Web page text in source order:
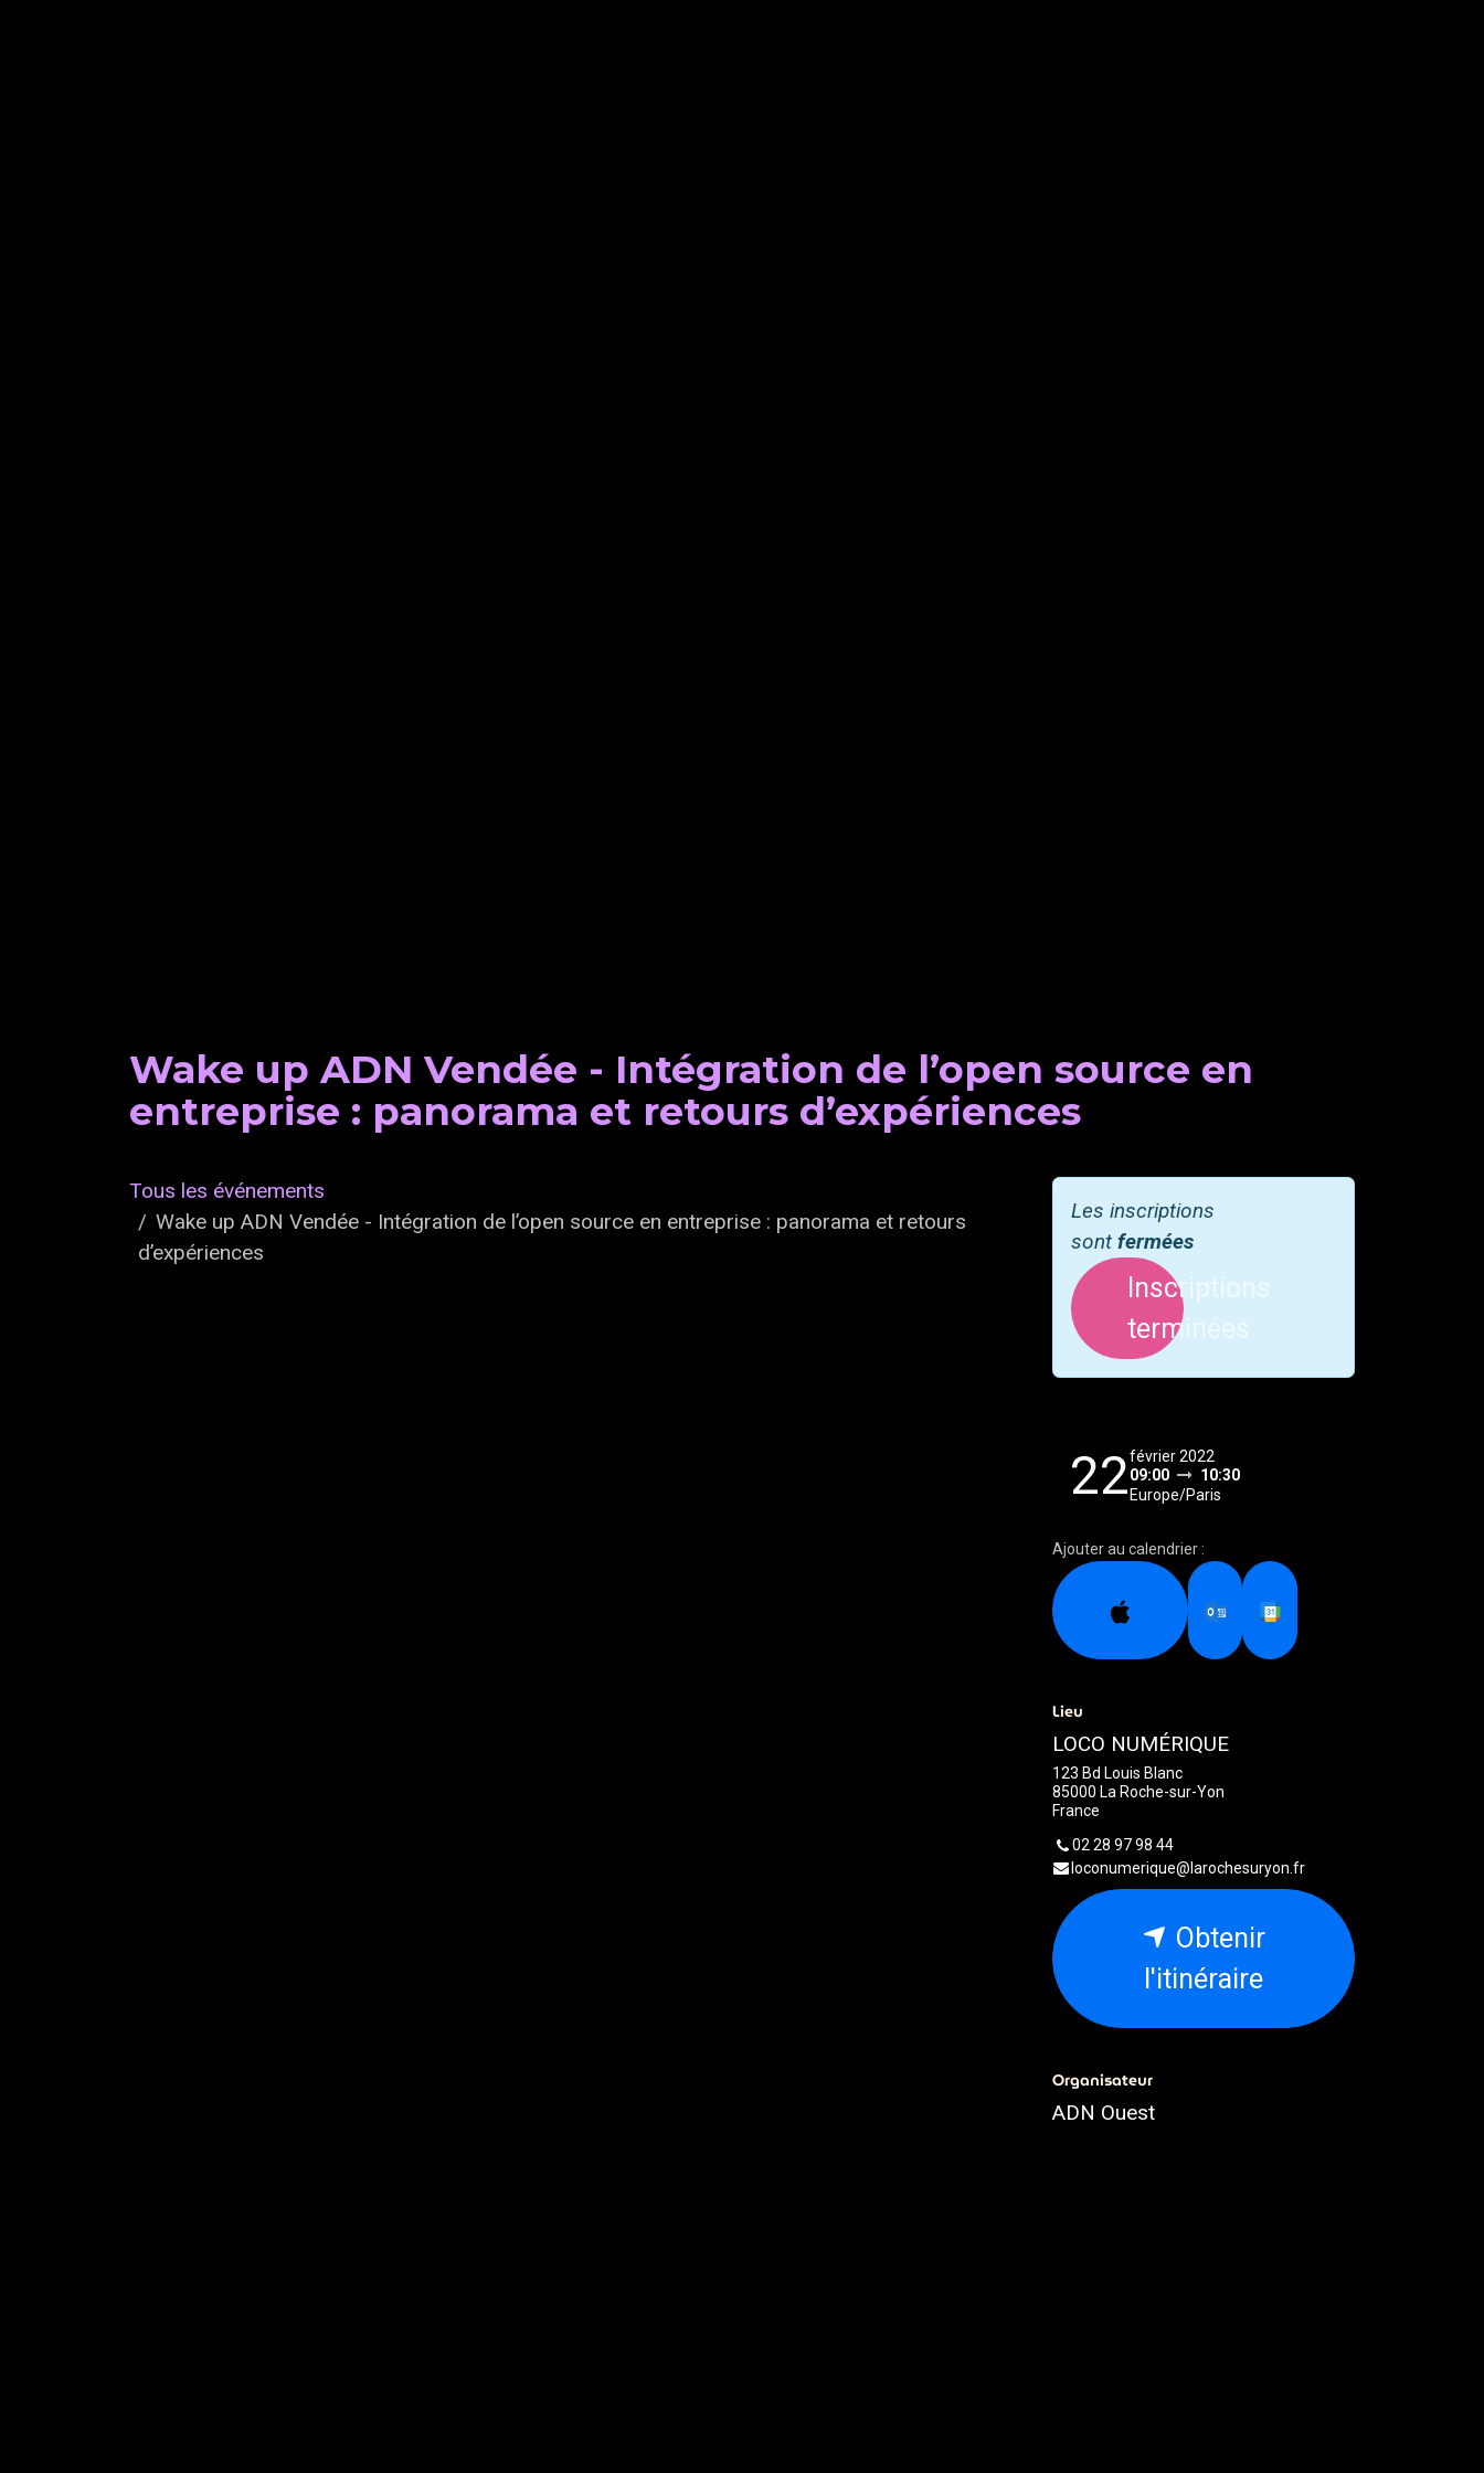
Wake up ADN Vendée - Intégration de l’open source en
entreprise : panorama et retours d’expériences
Tous les événements
Wake up ADN Vendée - Intégration de l’open source en entreprise : panorama et retours
d’expériences
Les inscriptions
sont fermées
Inscriptions
terminées
22février 2022
09:00
10:30
Europe/Paris
Ajouter au calendrier :
Lieu
LOCO NUMÉRIQUE
123 Bd Louis Blanc
85000 La Roche-sur-Yon
France
02 28 97 98 44
loconumerique@larochesuryon.fr
Obtenir
l'itinéraire
Organisateur
ADN Ouest